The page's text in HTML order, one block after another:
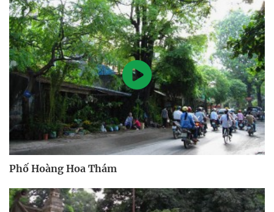
Phố Hoàng Hoa Thám